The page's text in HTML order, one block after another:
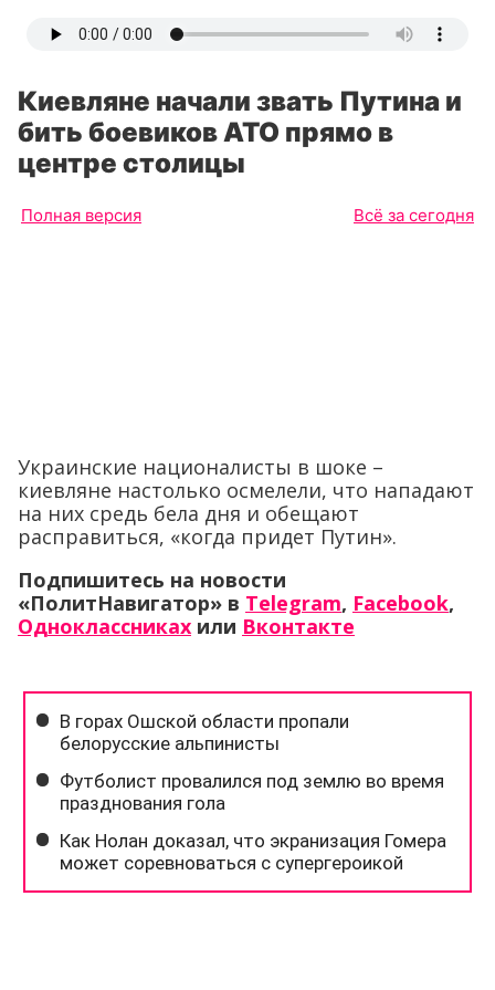
Киевляне начали звать Путина и
бить боевиков АТО прямо в
центре столицы
Полная версия Всё за сегодня
Украинские националисты в шоке –
киевляне настолько осмелели, что нападают
на них средь бела дня и обещают
расправиться, «когда придет Путин».
Подпишитесь на новости
«ПолитНавигатор» в Telegram, Facebook,
Одноклассниках или Вконтакте